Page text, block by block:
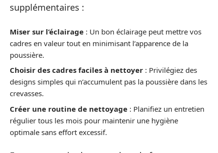
supplémentaires :
Miser sur l’éclairage : Un bon éclairage peut mettre vos
cadres en valeur tout en minimisant l’apparence de la
poussière.
Choisir des cadres faciles à nettoyer : Privilégiez des
designs simples qui n’accumulent pas la poussière dans les
crevasses.
Créer une routine de nettoyage : Planifiez un entretien
régulier tous les mois pour maintenir une hygiène
optimale sans effort excessif.